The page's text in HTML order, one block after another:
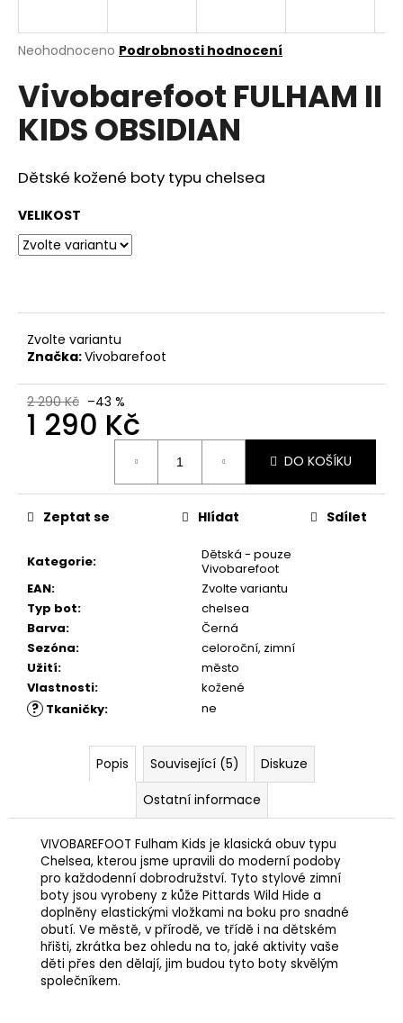
Průměrné
produktu
je
0,0
hvězdiček.
Neohodnoceno Podrobnosti hodnocení
Vivobarefoot FULHAM II
KIDS OBSIDIAN
Dětské kožené boty typu chelsea
VELIKOST
Zvolte variantu
Značka:Vivobarefoot
2 290 Kč –43 %
1 290 Kč
DO KOŠÍKU
Kategorie:
Dětská - pouze
Vivobarefoot
EAN:
Zvolte variantu
Typ bot:
chelsea
Barva:
Černá
Sezóna:
celoroční, zimní
Užití:
město
Vlastnosti: kožené
? Tkaničky: ne
Zeptat se Hlídat Sdílet
Popis Související (5)
Diskuze
Ostatní informace
VIVOBAREFOOT Fulham Kids je klasická obuv typu
Chelsea, kterou jsme upravili do moderní podoby
pro každodenní dobrodružství. Tyto stylové zimní
boty jsou vyrobeny z kůže Pittards Wild Hide a
doplněny elastickými vložkami na boku pro snadné
obutí. Ve městě, v přírodě, ve třídě i na dětském
hřišti, zkrátka bez ohledu na to, jaké aktivity vaše
děti přes den dělají, jim budou tyto boty skvělým
společníkem.
j
t
?
o
o
u
č
VLOŽKY
BAREFOOT
PAMĚŤOVOU
PĚNOU
89
Kč